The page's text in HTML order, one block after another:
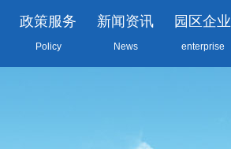
政策服务
Policy
新闻资讯
News
园区企业
enterprise